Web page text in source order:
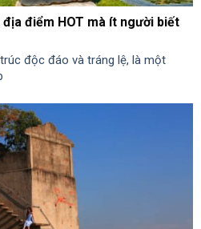
địa điểm HOT mà ít người biết
độc đáo và tráng lệ, là một